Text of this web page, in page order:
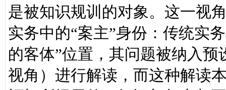
是被知识规训的对象。这一视
实务中的“案主”身份：传统实
的客体”位置，其问题被纳入
视角）进行解读，而这种解读